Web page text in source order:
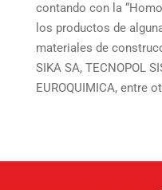
contando con la
los productos de
materiales de
SIKA SA, TECNOPOL
EUROQUIMICA, entre